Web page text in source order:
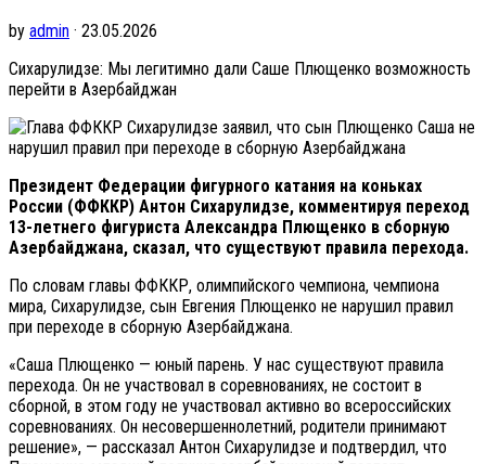
by admin · 23.05.2026
Сихарулидзе: Мы легитимно дали Саше Плющенко возможность
перейти в Азербайджан
Президент Федерации фигурного катания на коньках
России (ФФККР) Антон Сихарулидзе, комментируя переход
13-летнего фигуриста Александра Плющенко в сборную
Азербайджана, сказал, что существуют правила перехода.
По словам главы ФФККР, олимпийского чемпиона, чемпиона
мира, Сихарулидзе, сын Евгения Плющенко не нарушил правил
при переходе в сборную Азербайджана.
«Саша Плющенко — юный парень. У нас существуют правила
перехода. Он не участвовал в соревнованиях, не состоит в
сборной, в этом году не участвовал активно во всероссийских
соревнованиях. Он несовершеннолетний, родители принимают
решение», — рассказал Антон Сихарулидзе и подтвердил, что